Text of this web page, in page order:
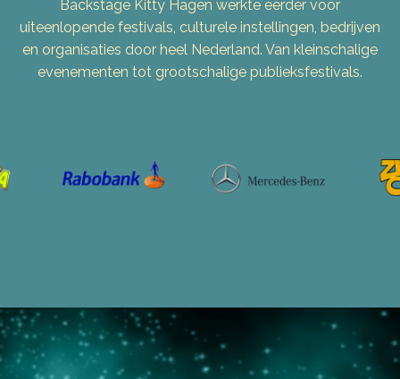
Backstage Kitty Hagen werkte eerder voor
uiteenlopende festivals, culturele instellingen, bedrijven
en organisaties door heel Nederland. Van kleinschalige
evenementen tot grootschalige publieksfestivals.